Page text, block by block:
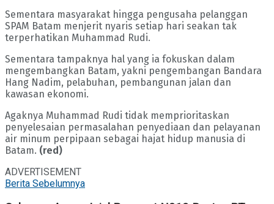
Sementara masyarakat hingga pengusaha pelanggan
SPAM Batam menjerit nyaris setiap hari seakan tak
terperhatikan Muhammad Rudi.
Sementara tampaknya hal yang ia fokuskan dalam
mengembangkan Batam, yakni pengembangan Bandara
Hang Nadim, pelabuhan, pembangunan jalan dan
kawasan ekonomi.
Agaknya Muhammad Rudi tidak memprioritaskan
penyelesaian permasalahan penyediaan dan pelayanan
air minum perpipaan sebagai hajat hidup manusia di
Batam. (red)
ADVERTISEMENT
Berita Sebelumnya